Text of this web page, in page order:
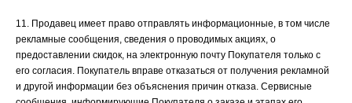
11. Продавец имеет право отправлять информационные, в том числе
рекламные сообщения, сведения о проводимых акциях, о
предоставлении скидок, на электронную почту Покупателя только с
его согласия. Покупатель вправе отказаться от получения рекламной
и другой информации без объяснения причин отказа. Сервисные